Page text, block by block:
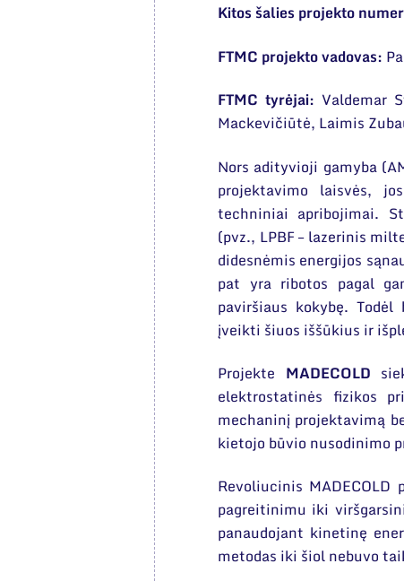
Kitos šalies projekto
FTMC projekto vadovas:
FTMC tyrėjai: Valdemar
Mackevičiūtė, Laimis
Nors adityvioji gamyba
projektavimo laisvės,
techniniai apribojimai.
(pvz., LPBF – lazerinis
didesnėmis energijos
pat yra ribotos pagal
paviršiaus kokybę.
įveikti šiuos iššūkius ir
Projekte MADECOLD
elektrostatinės fizikos
mechaninį projektavimą
kietojo būvio nusodinimo
Revoliucinis
pagreitinimu iki
panaudojant kinetinę
metodas iki šiol nebuvo